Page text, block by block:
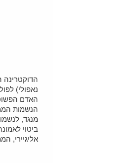
נאפולי)
האדם
הנשמות
מנגד,
ביטוי
אליגיירי,